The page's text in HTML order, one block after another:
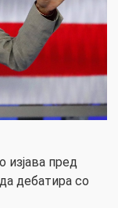
изјава пред
дебатира со